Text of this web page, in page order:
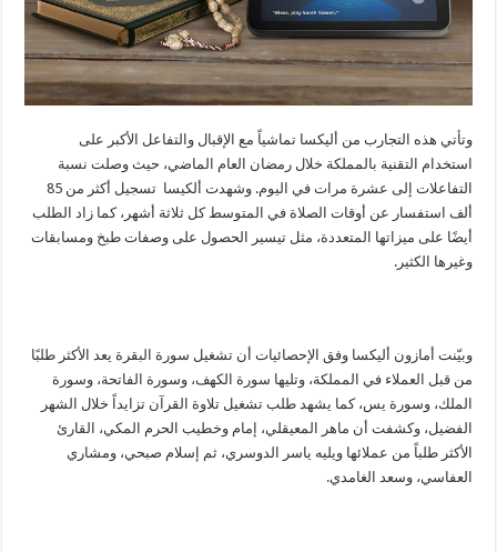
وتأتي هذه التجارب من أليكسا تماشياً مع الإقبال والتفاعل الأكبر على
استخدام التقنية بالمملكة خلال رمضان العام الماضي، حيث وصلت نسبة
التفاعلات إلى عشرة مرات في اليوم. وشهدت ألكيسا تسجيل أكثر من 85
ألف استفسار عن أوقات الصلاة في المتوسط كل ثلاثة أشهر، كما زاد الطلب
أيضًا على ميزاتها المتعددة، مثل تيسير الحصول على وصفات طبخ ومسابقات
وغيرها الكثير.
وبيّنت أمازون أليكسا وفق الإحصائيات أن تشغيل سورة البقرة يعد الأكثر طلبًا
من قبل العملاء في المملكة، وتليها سورة الكهف، وسورة الفاتحة، وسورة
الملك، وسورة يس، كما يشهد طلب تشغيل تلاوة القرآن تزايداً خلال الشهر
الفضيل، وكشفت أن ماهر المعيقلي، إمام وخطيب الحرم المكي، القارئ
الأكثر طلباً من عملائها ويليه ياسر الدوسري، ثم إسلام صبحي، ومشاري
العفاسي، وسعد الغامدي.